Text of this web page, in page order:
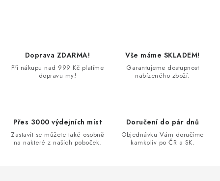
Doprava ZDARMA!
Při nákupu nad 999 Kč platíme
dopravu my!
Vše máme SKLADEM!
Garantujeme dostupnost
nabízeného zboží.
Přes 3000 výdejních míst
Zastavit se můžete také osobně
na nakteré z našich poboček.
Doručení do pár dnů
Objednávku Vám doručíme
kamkoliv po ČR a SK.